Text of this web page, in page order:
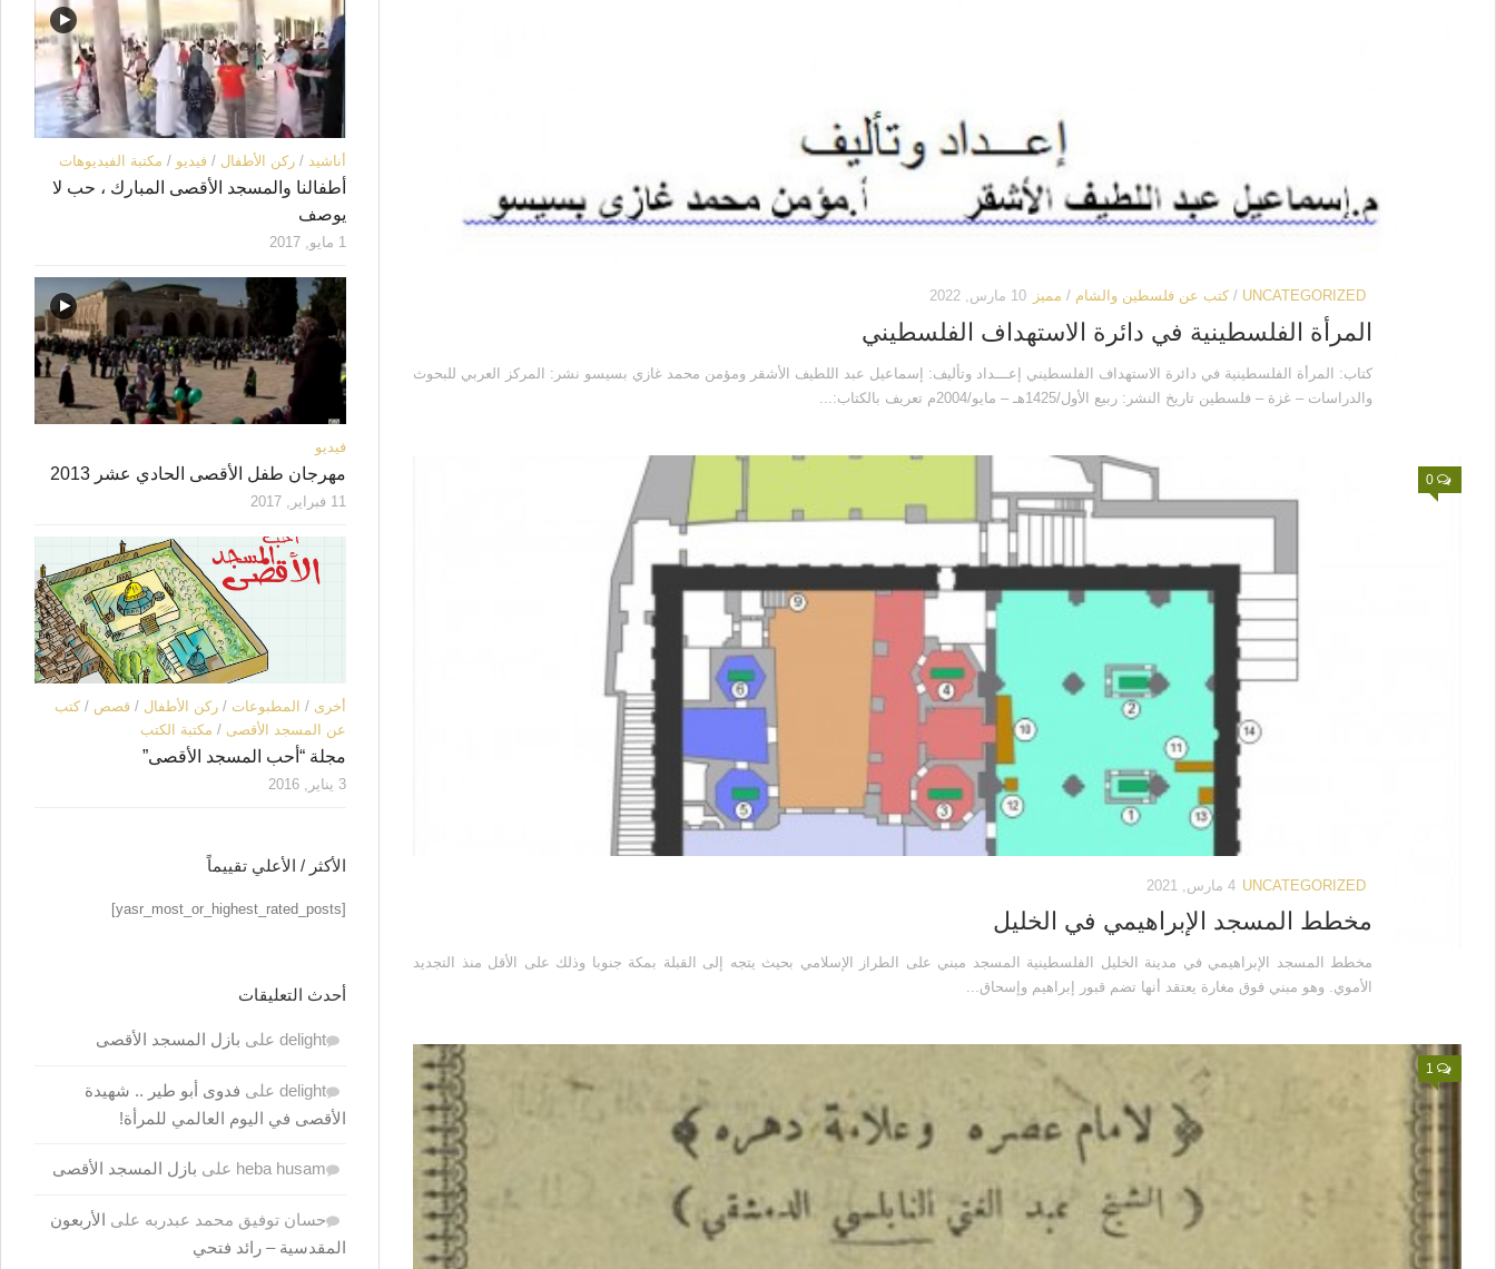
UNCATEGORIZED
/ كتب عن فلسطين والشام / مميز 10 مارس, 2022
المرأة الفلسطينية في دائرة الاستهداف الفلسطيني
كتاب: المرأة الفلسطينية في دائرة الاستهداف الفلسطيني إعـــداد وتأليف: إسماعيل عبد اللطيف الأشقر ومؤمن محمد غازي بسيسو نشر: المركز العربي للبحوث
والدراسات – غزة – فلسطين تاريخ النشر: ربيع الأول/1425هـ – مايو/2004م تعريف بالكتاب:...
0
UNCATEGORIZED 4 مارس, 2021
مخطط المسجد الإبراهيمي في الخليل
مخطط المسجد الإبراهيمي في مدينة الخليل الفلسطينية المسجد مبني على الطراز الإسلامي بحيث يتجه إلى القبلة بمكة جنوبا وذلك على الأقل منذ التجديد
الأموي. وهو مبني فوق مغارة يعتقد أنها تضم قبور إبراهيم وإسحاق...
1
أناشيد / ركن الأطفال / فيديو / مكتبة الفيديوهات
أطفالنا والمسجد الأقصى المبارك ، حب لا
يوصف
1 مايو, 2017
فيديو
مهرجان طفل الأقصى الحادي عشر 2013
11 فبراير, 2017
أخرى / المطبوعات / ركن الأطفال / قصص / كتب
عن المسجد الأقصى / مكتبة الكتب
مجلة “أحب المسجد الأقصى”
3 يناير, 2016
الأكثر / الأعلي تقييماً
[yasr_most_or_highest_rated_posts]
أحدث التعليقات
delight على بازل المسجد الأقصى
delight على فدوى أبو طير .. شهيدة
الأقصى في اليوم العالمي للمرأة!
heba husam على بازل المسجد الأقصى
حسان توفيق محمد عبدربه على الأربعون
المقدسية – رائد فتحي